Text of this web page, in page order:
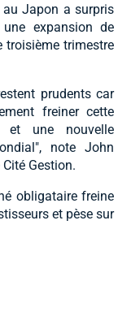
Japon a surpris
expansion de
troisième trimestre
prudents car
freiner cette
et une nouvelle
note John
Gestion.
obligataire freine
et pèse sur